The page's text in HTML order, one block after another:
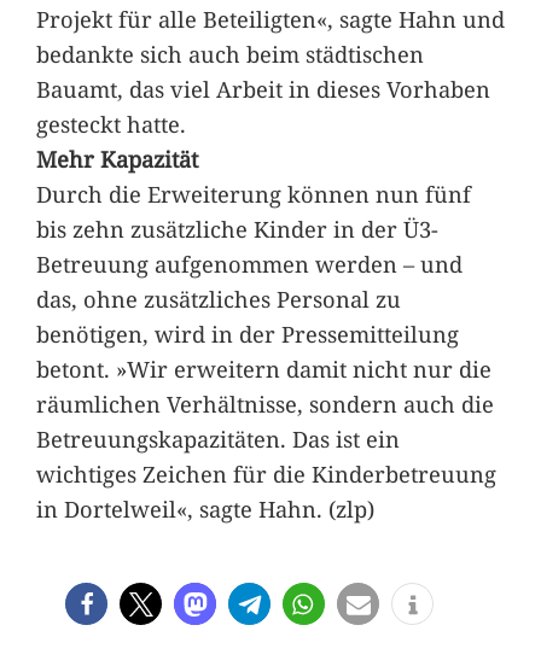
Projekt für alle Beteiligten«, sagte Hahn und
bedankte sich auch beim städtischen
Bauamt, das viel Arbeit in dieses Vorhaben
gesteckt hatte.
Mehr Kapazität
Durch die Erweiterung können nun fünf
bis zehn zusätzliche Kinder in der Ü3-
Betreuung aufgenommen werden – und
das, ohne zusätzliches Personal zu
benötigen, wird in der Pressemitteilung
betont. »Wir erweitern damit nicht nur die
räumlichen Verhältnisse, sondern auch die
Betreuungskapazitäten. Das ist ein
wichtiges Zeichen für die Kinderbetreuung
in Dortelweil«, sagte Hahn. (zlp)